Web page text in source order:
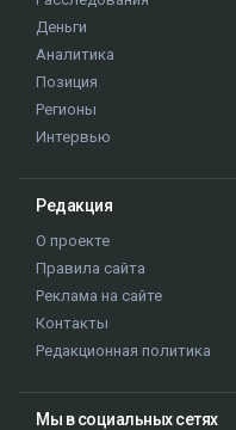
Деньги
Аналитика
Позиция
Регионы
Интервью
Редакция
О проекте
Правила сайта
Реклама на сайте
Контакты
Редакционная политика
Мы в социальных сетях